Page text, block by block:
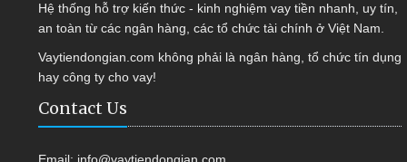
Hệ thống hỗ trợ kiến thức - kinh nghiệm vay tiền nhanh, uy tín,
an toàn từ các ngân hàng, các tổ chức tài chính ở Việt Nam.
Vaytiendongian.com không phải là ngân hàng, tổ chức tín dụng
hay công ty cho vay!
Contact Us